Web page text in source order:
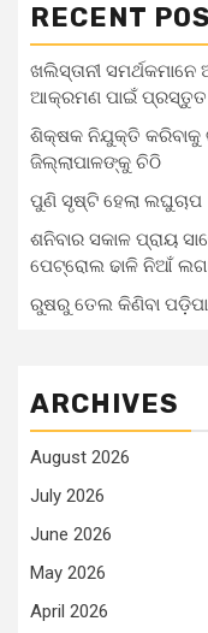
RECENT
ଖଲିସ୍ତାନୀ
ଆକ୍ରମଣ ପାଇଁ ପ୍ରସ୍ତୁତ
ଶିକ୍ଷକ ନିଯୁକ୍ତି କରିବାକୁ
ଜିଲ୍ଲାପାଳଙ୍କୁ ଚିଠି
ପୁଣି ସୃଷ୍ଟି ହେଲା ଲଘୁଚାପ
ଶନିବାର ସକାଳ ପ୍ରାୟ
ପେଟ୍ରୋଲ ଢାଳି ନିଆଁ
ରୁଷରୁ ତେଲ କିଣିବା
ARCHIVES
August 2026
July 2026
June 2026
May 2026
April 2026